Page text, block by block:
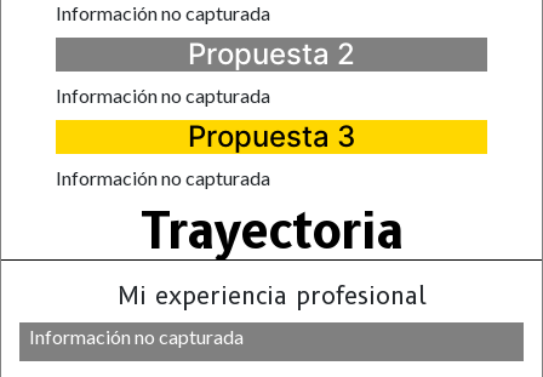
Información no capturada
Propuesta 2
Información no capturada
Propuesta 3
Información no capturada
Trayectoria
Mi experiencia profesional
Información no capturada